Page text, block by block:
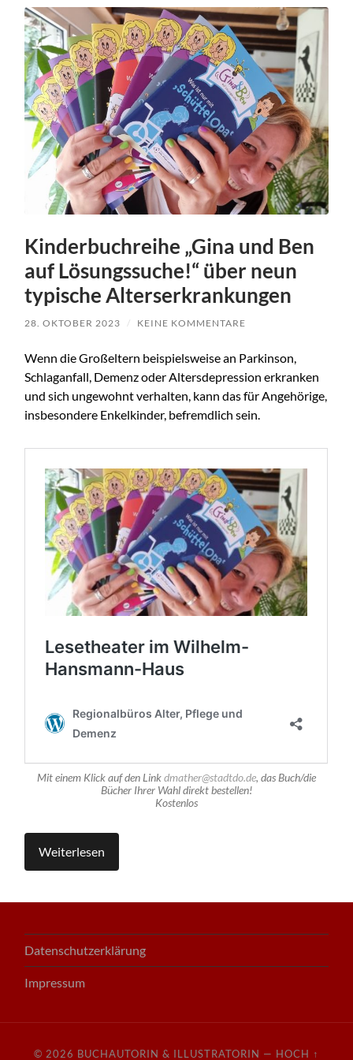
Kinderbuchreihe „Gina und Ben
auf Lösungssuche!“ über neun
typische Alterserkrankungen
28. OKTOBER 2023 / KEINE KOMMENTARE
Wenn die Großeltern beispielsweise an Parkinson,
Schlaganfall, Demenz oder Altersdepression erkranken
und sich ungewohnt verhalten, kann das für Angehörige,
insbesondere Enkelkinder, befremdlich sein.
Mit einem Klick auf den Linkdmather@stadtdo.de, das Buch/die
Bücher Ihrer Wahl direkt bestellen!
Kostenlos
Weiterlesen
Datenschutzerklärung
Impressum
© 2026 BUCHAUTORIN & ILLUSTRATORIN — HOCH ↑